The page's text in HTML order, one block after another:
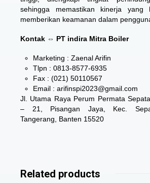
sehingga memastikan kinerja yang
memberikan keamanan dalam
Kontak ⇔ PT indira Mitra Boiler
Marketing : Zaenal Arifin
Tlpn : 0813-8577-6935
Fax : (021) 50110567
Email : arifinspi2023@gmail.com
Jl. Utama Raya Perum Permata
– 21, Pisangan Jaya, Kec.
Tangerang, Banten 15520
Related products